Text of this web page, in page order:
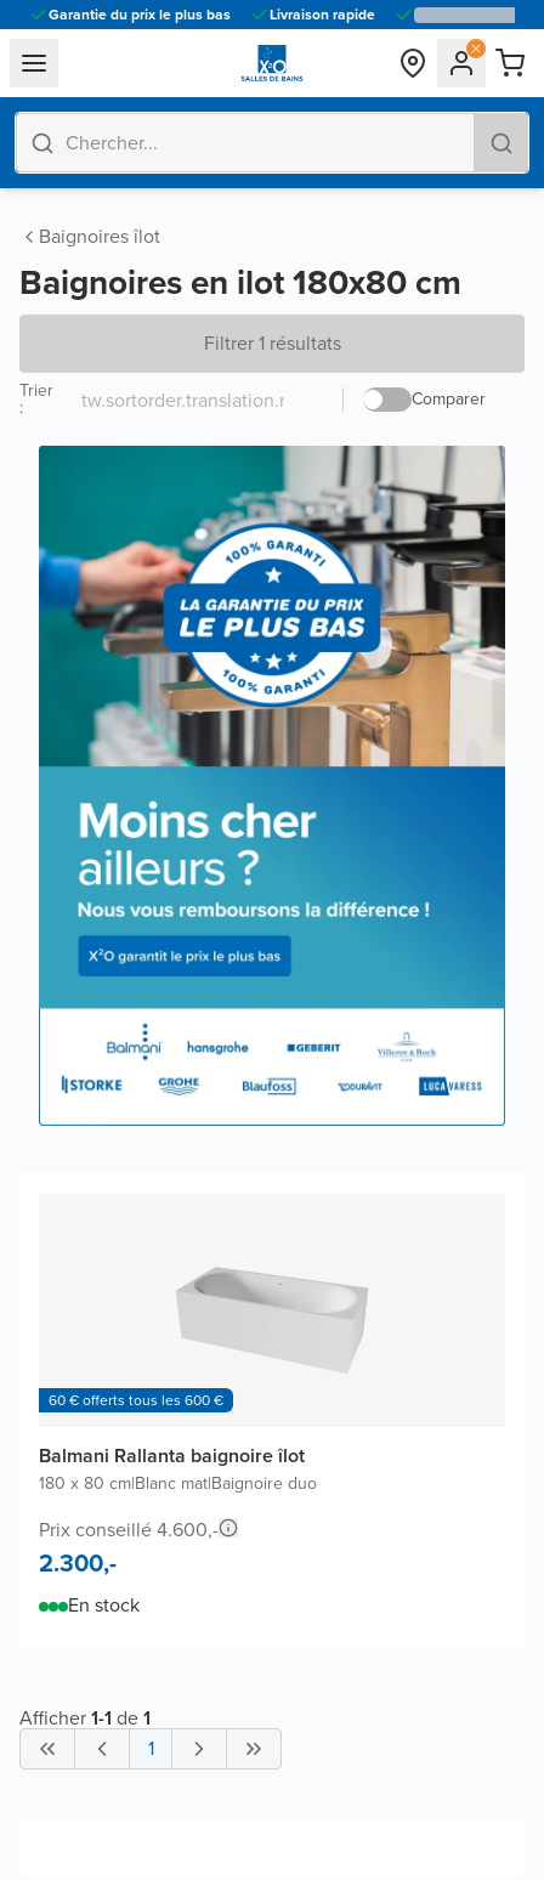
Garantie du prix le plus bas Livraison rapide
general.navigation.toggle_menu.label
Baignoires îlot
Baignoires en ilot 180x80 cm
Filtrer 1 résultats
Comparer
Trier
:
60 € offerts tous les 600 €
Balmani Rallanta baignoire îlot
180 x 80 cm|Blanc mat|Baignoire duo
Prix conseillé 4.600,-
2.300,-
En stock
Afficher1-1 de1
1